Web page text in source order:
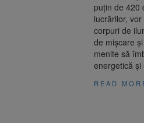
biodiversitate 2026-2030,
Proiectul merge la promulgare
puțin de 420
lucrărilor,
corpuri de
de mișcare
menite să
energetică
READ